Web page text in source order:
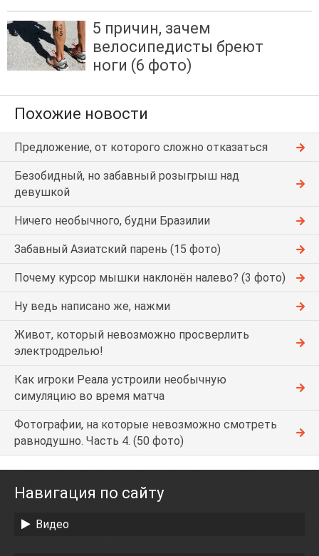
5 причин, зачем
велосипедисты бреют
ноги (6 фото)
Похожие новости
Предложение, от которого сложно отказаться
Безобидный, но забавный розыгрыш над
девушкой
Ничего необычного, будни Бразилии
Забавный Азиатский парень (15 фото)
Почему курсор мышки наклонён налево? (3 фото)
Ну ведь написано же, нажми
Живот, который невозможно просверлить
электродрелью!
Как игроки Реала устроили необычную
симуляцию во время матча
Фотографии, на которые невозможно смотреть
равнодушно. Часть 4. (50 фото)
Навигация по сайту
Видео